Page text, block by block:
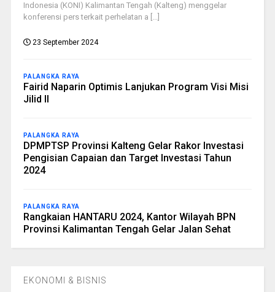
Indonesia (KONI) Kalimantan Tengah (Kalteng) menggelar
konferensi pers terkait perhelatan a [...]
23 September 2024
PALANGKA RAYA
Fairid Naparin Optimis Lanjukan Program Visi Misi
Jilid II
PALANGKA RAYA
DPMPTSP Provinsi Kalteng Gelar Rakor Investasi
Pengisian Capaian dan Target Investasi Tahun
2024
PALANGKA RAYA
Rangkaian HANTARU 2024, Kantor Wilayah BPN
Provinsi Kalimantan Tengah Gelar Jalan Sehat
EKONOMI & BISNIS